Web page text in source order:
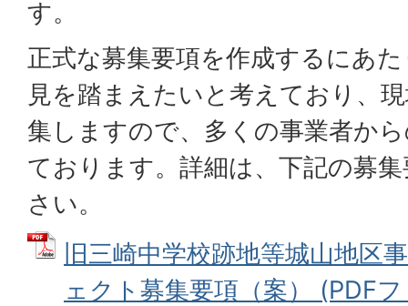
す。
正式な募集要項を作成するにあ
見を踏まえたいと考えており、
集しますので、多くの事業者か
ております。詳細は、下記の募
さい。
旧三崎中学校跡地等城山地区
ェクト募集要項（案） (PDF